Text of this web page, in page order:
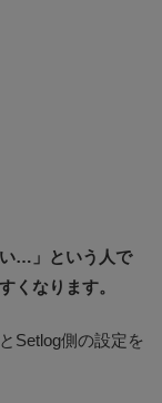
い…」という人で
くなります。
Setlog側の設定を